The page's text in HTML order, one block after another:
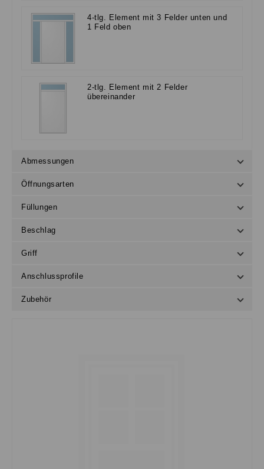
4-tlg. Element mit 3 Felder unten und
1 Feld oben
2-tlg. Element mit 2 Felder
übereinander
Abmessungen
Öffnungsarten
Füllungen
Beschlag
Griff
Anschlussprofile
Zubehör